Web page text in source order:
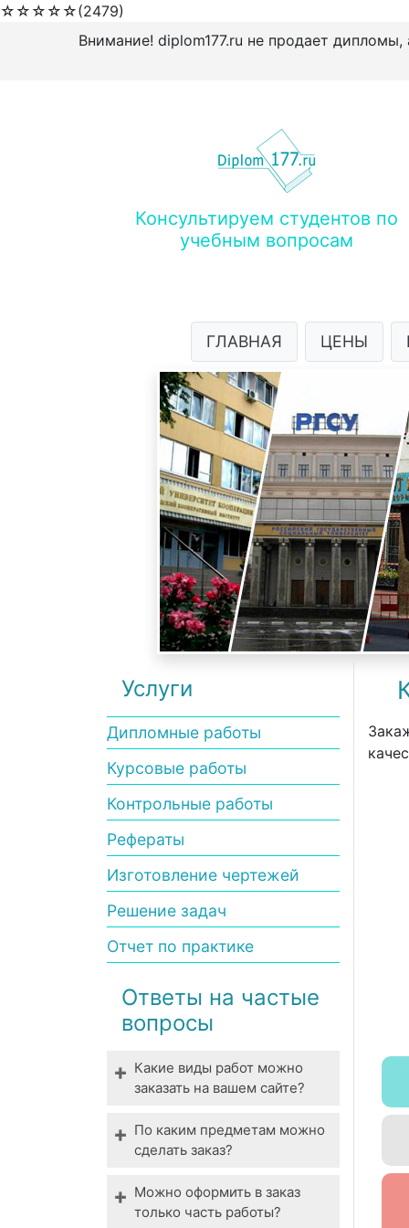
☆ ☆ ☆ ☆ ☆(2479)
Внимание! diplom177.ru не продает
Консультируем студентов по
учебным вопросам
ГЛАВНАЯ ЦЕНЫ
Услуги
Дипломные работы
Курсовые работы
Контрольные работы
Рефераты
Изготовление чертежей
Решение задач
Отчет по практике
Ответы на частые
вопросы
Какие виды работ можно
заказать на вашем сайте?
Мы выполняем все виды
студенческих работ. У нас
выполнение даже
специфической работы.
По каким предметам можно
сделать заказ?
Технические,
гуманитарные,
Можно оформить в заказ
только часть работы?